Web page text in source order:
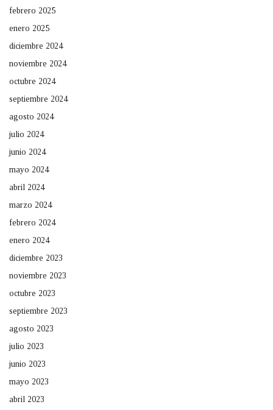
febrero 2025
enero 2025
diciembre 2024
noviembre 2024
octubre 2024
septiembre 2024
agosto 2024
julio 2024
junio 2024
mayo 2024
abril 2024
marzo 2024
febrero 2024
enero 2024
diciembre 2023
noviembre 2023
octubre 2023
septiembre 2023
agosto 2023
julio 2023
junio 2023
mayo 2023
abril 2023